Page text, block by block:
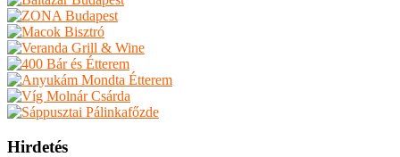
Hirdetés